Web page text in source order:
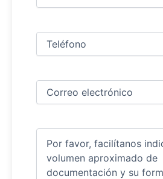
Teléfono
Correo
electrónico (Obligatorio)
Comentarios